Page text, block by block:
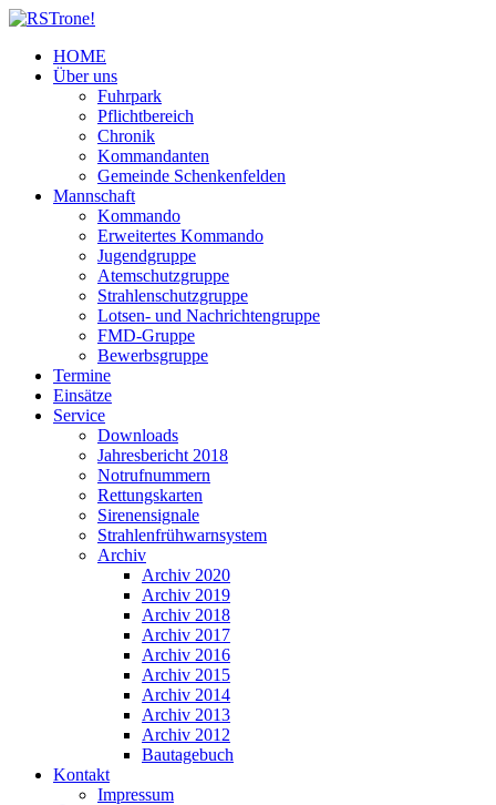
HOME
Über uns
Fuhrpark
Pflichtbereich
Chronik
Kommandanten
Gemeinde Schenkenfelden
Mannschaft
Kommando
Erweitertes Kommando
Jugendgruppe
Atemschutzgruppe
Strahlenschutzgruppe
Lotsen- und Nachrichtengruppe
FMD-Gruppe
Bewerbsgruppe
Termine
Einsätze
Service
Downloads
Jahresbericht 2018
Notrufnummern
Rettungskarten
Sirenensignale
Strahlenfrühwarnsystem
Archiv
Archiv 2020
Archiv 2019
Archiv 2018
Archiv 2017
Archiv 2016
Archiv 2015
Archiv 2014
Archiv 2013
Archiv 2012
Bautagebuch
Kontakt
Impressum